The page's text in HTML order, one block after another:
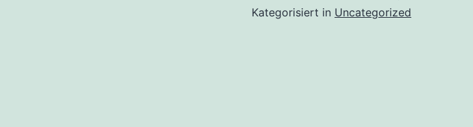
Kategorisiert in Uncategorized